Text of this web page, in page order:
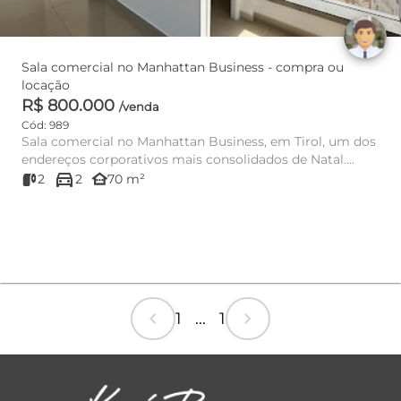
Sala comercial no Manhattan Business - compra ou
locação
R$ 800.000 /venda
Cód: 989
Sala comercial no Manhattan Business, em Tirol, um dos
endereços corporativos mais consolidados de Natal.
Com aproxima...
2 directions_car2 other_houses70 m²
chevron_left 1 ... 1 chevron_right